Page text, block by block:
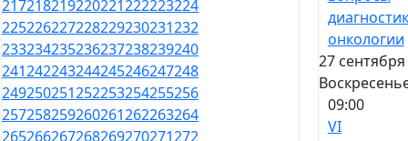
217218219220221222223224
225226227228229230231232
233234235236237238239240
241242243244245246247248
249250251252253254255256
257258259260261262263264
265266267268269270271272
онкологии
27
09:00
VI